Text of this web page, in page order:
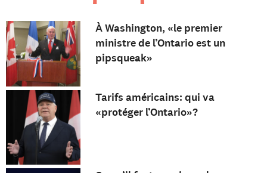
À Washington, «le premier
ministre de l’Ontario est un
pipsqueak»
Tarifs américains: qui va
«protéger l’Ontario»?